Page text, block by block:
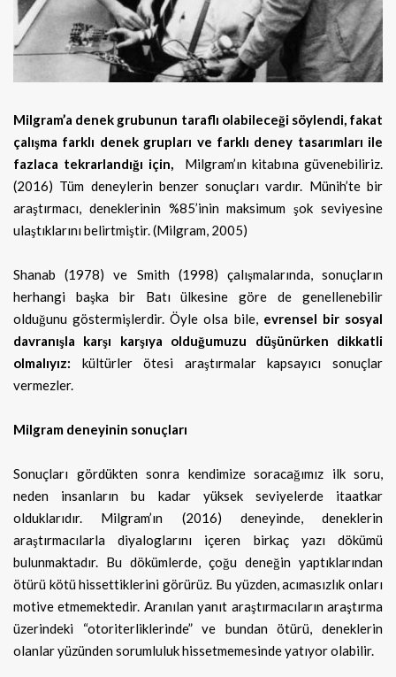
Milgram’a denek grubunun taraflı olabileceği söylendi, fakat
çalışma farklı denek grupları ve farklı deney tasarımları ile
fazlaca tekrarlandığı için, Milgram’ın kitabına güvenebiliriz.
(2016) Tüm deneylerin benzer sonuçları vardır. Münih’te bir
araştırmacı, deneklerinin %85’inin maksimum şok seviyesine
ulaştıklarını belirtmiştir. (Milgram, 2005)
Shanab (1978) ve Smith (1998) çalışmalarında, sonuçların
herhangi başka bir Batı ülkesine göre de genellenebilir
olduğunu göstermişlerdir. Öyle olsa bile, evrensel bir sosyal
davranışla karşı karşıya olduğumuzu düşünürken dikkatli
olmalıyız: kültürler ötesi araştırmalar kapsayıcı sonuçlar
vermezler.
Milgram deneyinin sonuçları
Sonuçları gördükten sonra kendimize soracağımız ilk soru,
neden insanların bu kadar yüksek seviyelerde itaatkar
olduklarıdır. Milgram’ın (2016) deneyinde, deneklerin
araştırmacılarla diyaloglarını içeren birkaç yazı dökümü
bulunmaktadır. Bu dökümlerde, çoğu deneğin yaptıklarından
ötürü kötü hissettiklerini görürüz. Bu yüzden, acımasızlık onları
motive etmemektedir. Aranılan yanıt araştırmacıların araştırma
üzerindeki “otoriterliklerinde” ve bundan ötürü, deneklerin
olanlar yüzünden sorumluluk hissetmemesinde yatıyor olabilir.